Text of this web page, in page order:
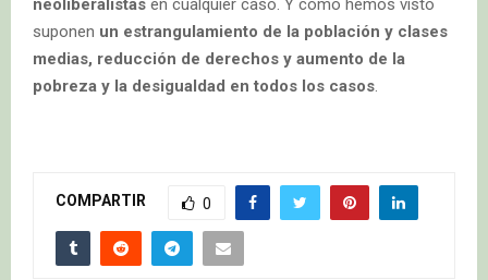
suponen un estrangulamiento de la población y clases
medias, reducción de derechos y aumento de la
pobreza y la desigualdad en todos los casos
COMPARTIR 0